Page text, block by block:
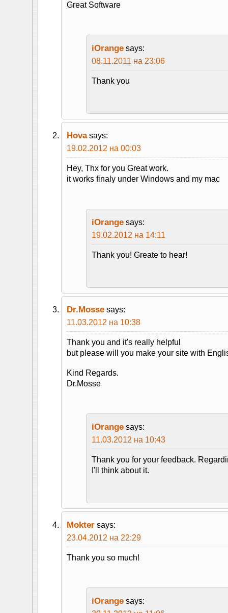
Great Software
iOrange says:
08.11.2011 на 23:06
Thank you
Hova says:
19.02.2012 на 00:03
Hey, Thx for you Great work.
it works finaly under Windows and my mac
iOrange says:
19.02.2012 на 14:11
Thank you! Greate to hear!
Dr.Mosse says:
11.03.2012 на 10:38
Thank you and it's really helpful
but please will you make your site with
Kind Regards.
Dr.Mosse
iOrange says:
11.03.2012 на 10:43
Thank you for your feedback.
I'll think about it.
Mokter says:
23.04.2012 на 22:29
Thank you so much!
iOrange says: